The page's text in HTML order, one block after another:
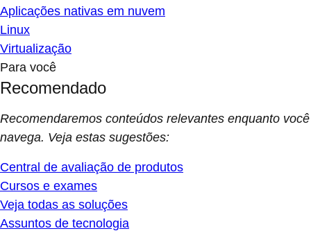
Aplicações nativas em nuvem
Linux
Virtualização
Para você
Recomendado
Recomendaremos conteúdos relevantes enquanto você
navega. Veja estas sugestões:
Central de avaliação de produtos
Cursos e exames
Veja todas as soluções
Assuntos de tecnologia